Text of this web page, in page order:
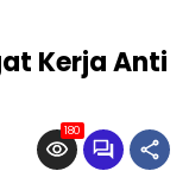
Kerja Anti
180